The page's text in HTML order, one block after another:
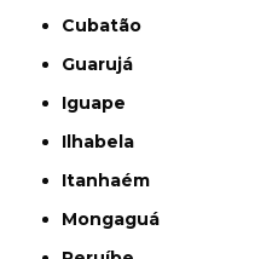
Cubatão
Guarujá
Iguape
Ilhabela
Itanhaém
Mongaguá